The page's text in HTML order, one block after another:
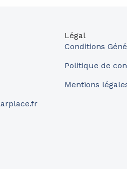
Légal
Conditions
Politique de
Mentions